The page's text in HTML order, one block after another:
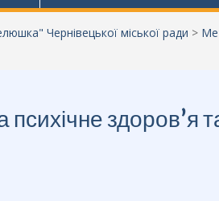
Чернівецької міської ради >
здоров’я